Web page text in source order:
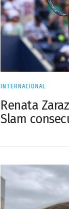
INTERNACIONAL
Renata
Slam